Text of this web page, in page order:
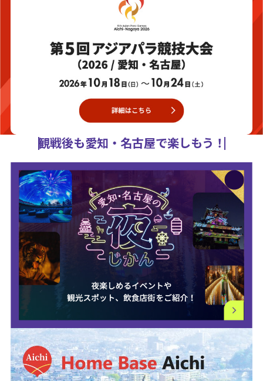
観戦後も愛知・名古屋で楽しもう！